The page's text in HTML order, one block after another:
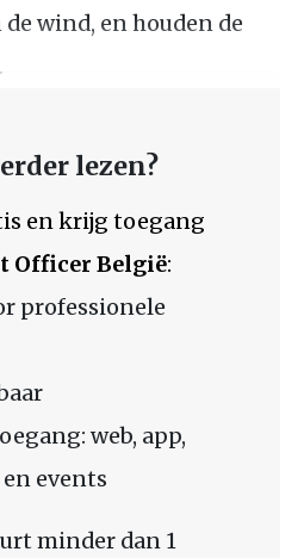
wind, en houden de
lezen?
en krijg toegang
Officer België:
professionele
web, app,
events
minder dan 1